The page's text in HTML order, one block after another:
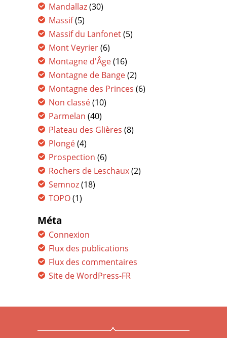
Mandallaz(30)
Massif(5)
Massif du Lanfonet(5)
Mont Veyrier(6)
Montagne d'Âge(16)
Montagne de Bange(2)
Montagne des Princes (6)
Non classé(10)
Parmelan (40)
Plateau des Glières (8)
Plongé(4)
Prospection (6)
Rochers de Leschaux(2)
Semnoz(18)
TOPO(1)
Méta
Connexion
Flux des publications
Flux des commentaires
Site de WordPress-FR